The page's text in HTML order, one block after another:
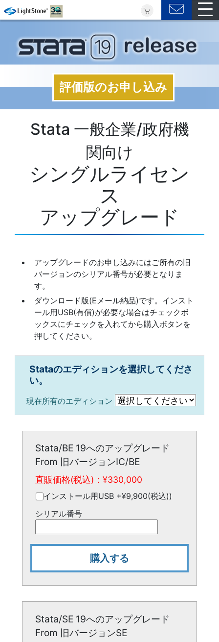
評価版のお申し込み
Stata 一般企業/政府機
関向け
シングルライセン
ス
アップグレード
アップグレードのお申し込みにはご所有の旧
バージョンのシリアル番号が必要となりま
す。
ダウンロード版(Eメール納品)です。インスト
ール用USB(有償)が必要な場合はチェックボ
ックスにチェックを入れてから購入ボタンを
押してください。
Stataのエディションを選択してくださ
い。
現在所有のエディション
Stata/BE 19へのアップグレード
From 旧バージョンIC/BE
直販価格(税込)：¥330,000
インストール用USB +¥9,900(税込))
シリアル番号
購入する
Stata/SE 19へのアップグレード
From 旧バージョンSE